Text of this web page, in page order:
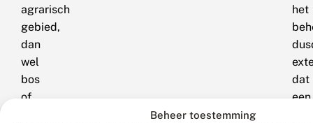
Beheer toestemming
agrarisch
gebied,
dan
wel
bos
of
het
dat
een